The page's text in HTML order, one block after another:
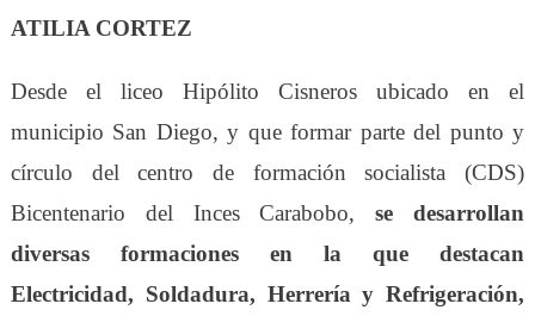
ATILIA CORTEZ
Desde el liceo Hipólito Cisneros ubicado en el
municipio San Diego,y que formar partedel punto y
círculo delcentro de formación socialista (CDS)
Bicentenario del Inces Carabobo,se desarrollan
diversas formaciones en la que destacan
Electricidad, Soldadura, Herrería y Refrigeración,